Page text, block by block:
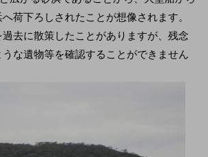
荷下ろしされたことが想像されます。
去に散策したことがありますが、残念
な遺物等を確認することができません